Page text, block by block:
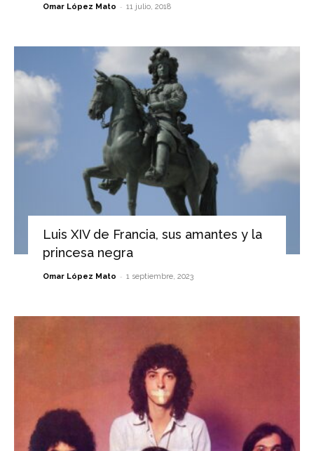
Omar López Mato - 11 julio, 2018
Luis XIV de Francia, sus amantes y la
princesa negra
Omar López Mato - 1 septiembre, 2023